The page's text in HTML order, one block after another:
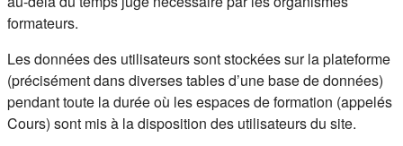
formateurs.
Les données des utilisateurs sont stockées sur la plateforme
(précisément dans diverses tables d’une base de données)
pendant toute la durée où les espaces de formation (appelés
Cours) sont mis à la disposition des utilisateurs du site.